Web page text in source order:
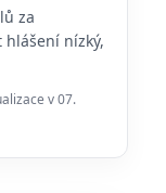
za
nízký,
v 07.